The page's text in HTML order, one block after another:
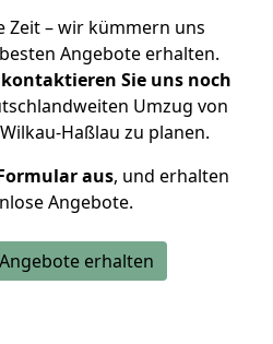
Zeit – wir kümmern uns
Angebote erhalten.
kontaktieren Sie uns noch
Umzug von
Haßlau zu planen.
aus, und erhalten
Angebote.
erhalten